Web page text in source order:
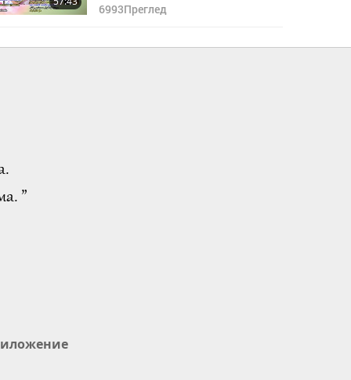
6993Преглед
”